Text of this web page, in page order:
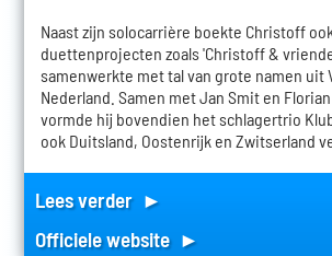
Naast zijn solocarrière boekte Christoff
duettenprojecten zoals 'Christoff &
samenwerkte met tal van grote namen uit
Nederland. Samen met Jan Smit en
vormde hij bovendien het schlagertrio
ook Duitsland, Oostenrijk en Zwitserland
Lees verder ►
Officiele website ►